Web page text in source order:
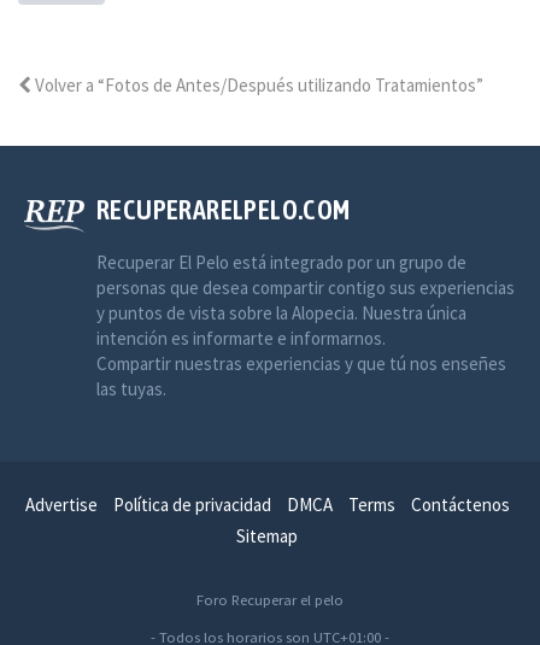
Volver a “Fotos de Antes/Después utilizando Tratamientos”
RECUPERARELPELO.COM
Recuperar El Pelo está integrado por un grupo de
personas que desea compartir contigo sus experiencias
y puntos de vista sobre la Alopecia. Nuestra única
intención es informarte e informarnos.
Compartir nuestras experiencias y que tú nos enseñes
las tuyas.
Advertise Política de privacidad DMCA Terms
Contáctenos
Sitemap
Foro Recuperar el pelo
- Todos los horarios son UTC+01:00-